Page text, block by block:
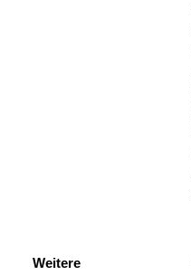
Weitere